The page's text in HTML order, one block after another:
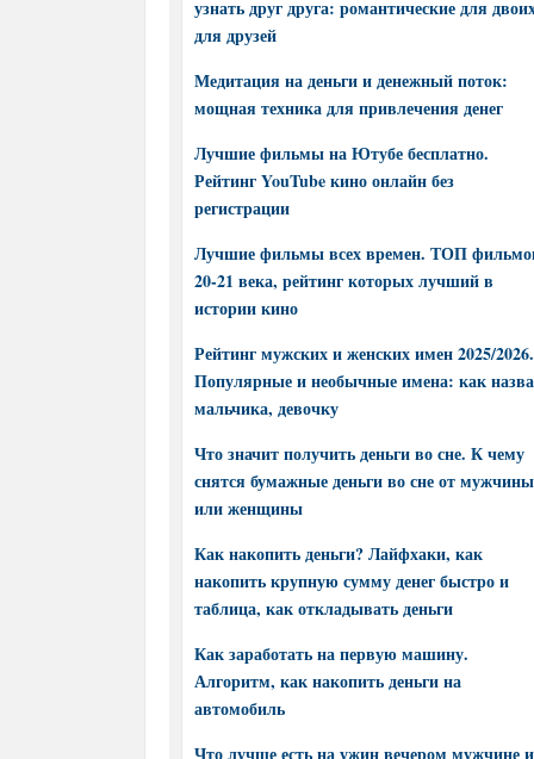
узнать друг друга: романтические для
для друзей
Медитация на деньги и денежный поток:
мощная техника для привлечения денег
Лучшие фильмы на Ютубе бесплатно.
Рейтинг YouTube кино онлайн без
регистрации
Лучшие фильмы всех времен. ТОП
20-21 века, рейтинг которых лучший в
истории кино
Рейтинг мужских и женских имен 2025/2026.
Популярные и необычные имена: как
мальчика, девочку
Что значит получить деньги во сне. К чему
снятся бумажные деньги во сне от мужчины
или женщины
Как накопить деньги? Лайфхаки, как
накопить крупную сумму денег быстро и
таблица, как откладывать деньги
Как заработать на первую машину.
Алгоритм, как накопить деньги на
автомобиль
Что лучше есть на ужин вечером мужчине и